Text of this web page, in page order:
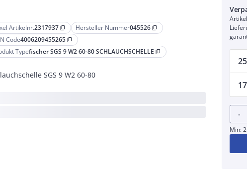
Artikelnr.2317937 content_copy Hersteller Nummer045526 content_copy
Code4006209455265 content_copy
Typefischer SGS 9 W2 60-80 SCHLAUCHSCHELLE content_copy
SGS 9 W2 60-80
-
Min: